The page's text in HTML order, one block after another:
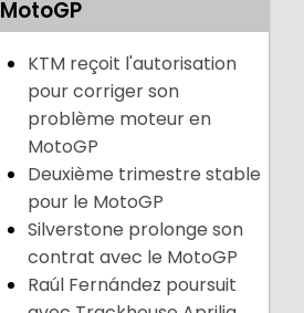
MotoGP
KTM reçoit l'autorisation
pour corriger son
problème moteur en
MotoGP
Deuxième trimestre stable
pour le MotoGP
Silverstone prolonge son
contrat avec le MotoGP
Raúl Fernández poursuit